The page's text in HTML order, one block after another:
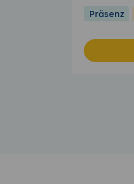
Präsenz